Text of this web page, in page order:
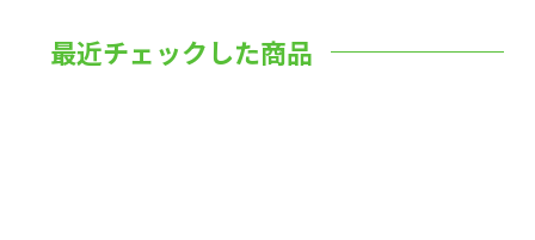
最近チェックした商品